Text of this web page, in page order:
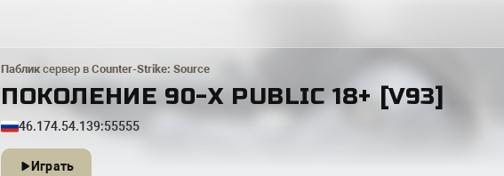
Паблик сервер в Counter-Strike: Source
ПОКОЛЕНИЕ 90-Х PUBLIC 18+ [V93]
46.174.54.139:55555
Играть